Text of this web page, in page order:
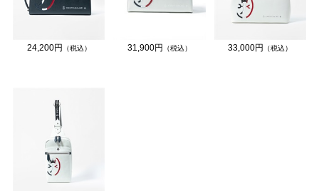
24,200円 （税込） 31,900円 （税込） 33,000円 （税込）